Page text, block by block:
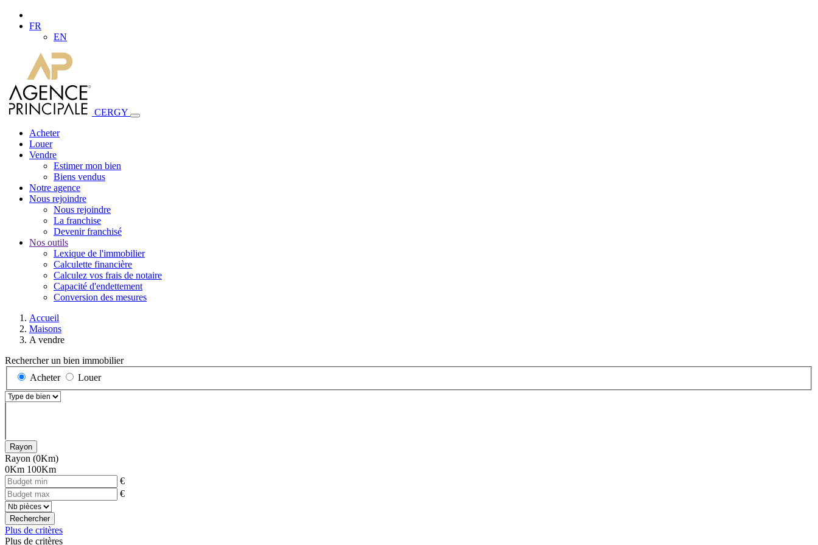
FR
EN
CERGY
Acheter
Louer
Vendre
Estimer mon bien
Biens vendus
Notre agence
Nous rejoindre
Nous rejoindre
La franchise
Devenir franchisé
Nos outils
Lexique de l'immobilier
Calculette financière
Calculez vos frais de notaire
Capacité d'endettement
Conversion des mesures
Accueil
Maisons
A vendre
Rechercher un bien immobilier
Acheter
Louer
Rayon
Rayon (0Km)
0Km 100Km
€
€
Rechercher
Plus de critères
Plus de critères